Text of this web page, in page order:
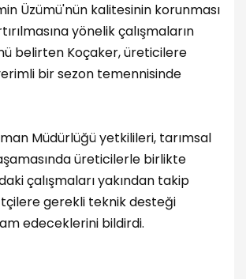
Üzümü'nün kalitesinin korunması
yönelik çalışmaların
belirten Koçaker, üreticilere
bir sezon temennisinde
Müdürlüğü yetkilileri, tarımsal
üreticilerle birlikte
çalışmaları yakından takip
gerekli teknik desteği
edeceklerini bildirdi.